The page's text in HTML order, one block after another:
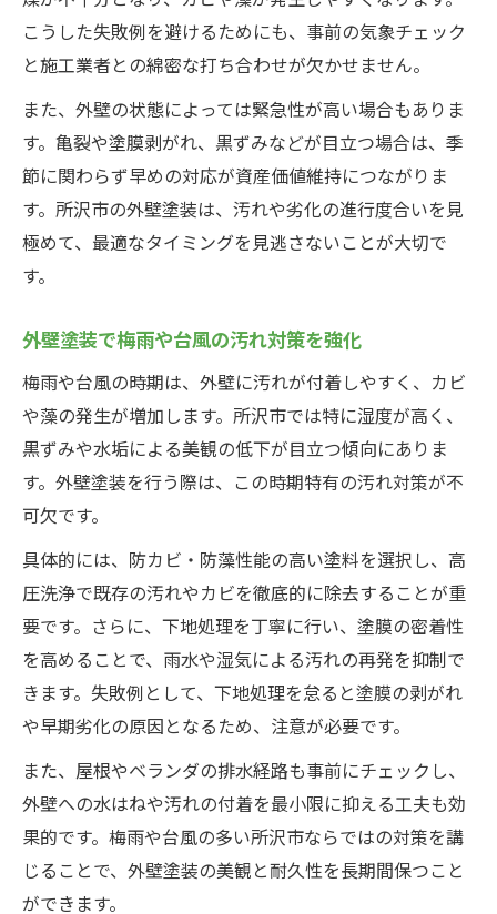
こうした失敗例を避けるためにも、事前の気象チェック
と施工業者との綿密な打ち合わせが欠かせません。
また、外壁の状態によっては緊急性が高い場合もありま
す。亀裂や塗膜剥がれ、黒ずみなどが目立つ場合は、季
節に関わらず早めの対応が資産価値維持につながりま
す。所沢市の外壁塗装は、汚れや劣化の進行度合いを見
極めて、最適なタイミングを見逃さないことが大切で
す。
外壁塗装で梅雨や台風の汚れ対策を強化
梅雨や台風の時期は、外壁に汚れが付着しやすく、カビ
や藻の発生が増加します。所沢市では特に湿度が高く、
黒ずみや水垢による美観の低下が目立つ傾向にありま
す。外壁塗装を行う際は、この時期特有の汚れ対策が不
可欠です。
具体的には、防カビ・防藻性能の高い塗料を選択し、高
圧洗浄で既存の汚れやカビを徹底的に除去することが重
要です。さらに、下地処理を丁寧に行い、塗膜の密着性
を高めることで、雨水や湿気による汚れの再発を抑制で
きます。失敗例として、下地処理を怠ると塗膜の剥がれ
や早期劣化の原因となるため、注意が必要です。
また、屋根やベランダの排水経路も事前にチェックし、
外壁への水はねや汚れの付着を最小限に抑える工夫も効
果的です。梅雨や台風の多い所沢市ならではの対策を講
じることで、外壁塗装の美観と耐久性を長期間保つこと
ができます。